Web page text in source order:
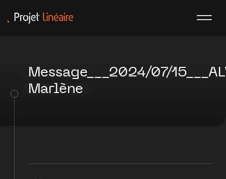
Message___2024/07/
Marlène